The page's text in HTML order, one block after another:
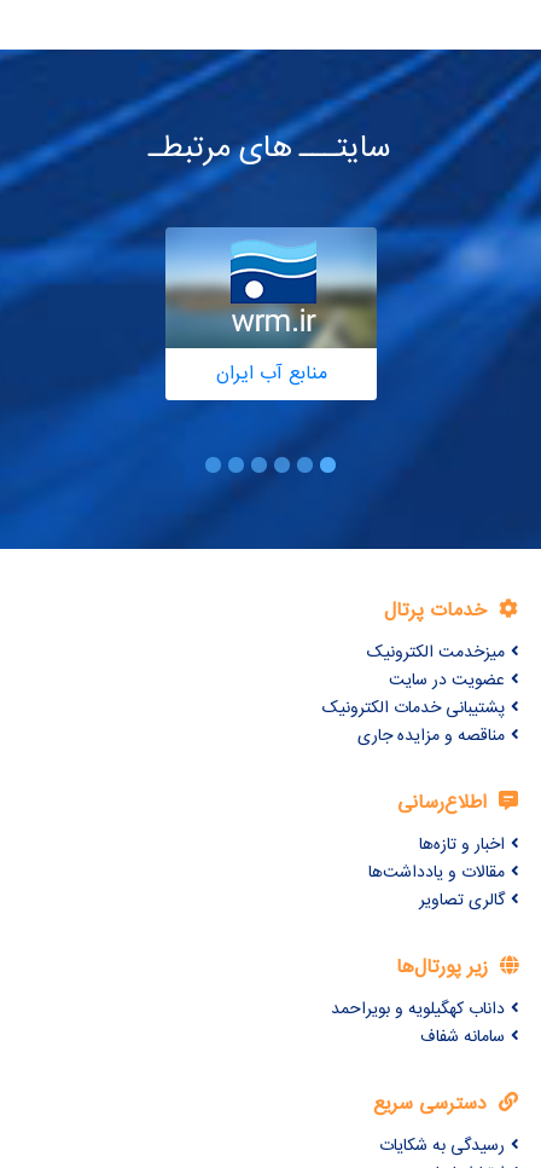
سایتـــ های مرتبطـ
منابع آب ایران
خدمات پرتال
میزخدمت الکترونیک
عضویت در سایت
پشتیبانی خدمات الکترونیک
مناقصه و مزایده جاری
اطلاع‌رسانی
اخبار و تازه‌ها
مقالات و یادداشت‌ها
گالری تصاویر
زیر پورتال‌ها
داناب کهگیلویه و بویراحمد
سامانه شفاف
دسترسی سریع
رسیدگی به شکایات